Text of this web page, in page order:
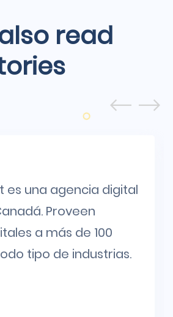
read
es una agencia digital
Proveen
a más de 100
tipo de industrias.